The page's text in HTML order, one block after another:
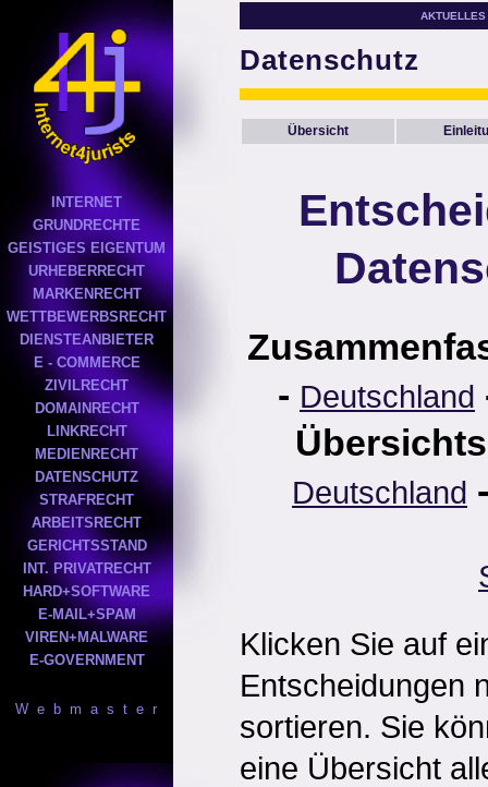
INTERNET
GRUNDRECHTE
GEISTIGES EIGENTUM
URHEBERRECHT
MARKENRECHT
WETTBEWERBSRECHT
DIENSTEANBIETER
E - COMMERCE
ZIVILRECHT
DOMAINRECHT
LINKRECHT
MEDIENRECHT
DATENSCHUTZ
STRAFRECHT
ARBEITSRECHT
GERICHTSSTAND
INT. PRIVATRECHT
HARD+SOFTWARE
E-MAIL+SPAM
VIREN+MALWARE
E-GOVERNMENT
W e b m a s t e r
AKTUELLES
Datenschutz
Übersicht
- Deutschland
Deutschland
Klicken Sie auf
Entscheidungen
sortieren. Sie
eine Übersicht